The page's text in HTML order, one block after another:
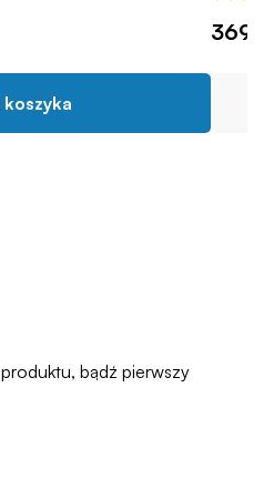
bądź pierwszy